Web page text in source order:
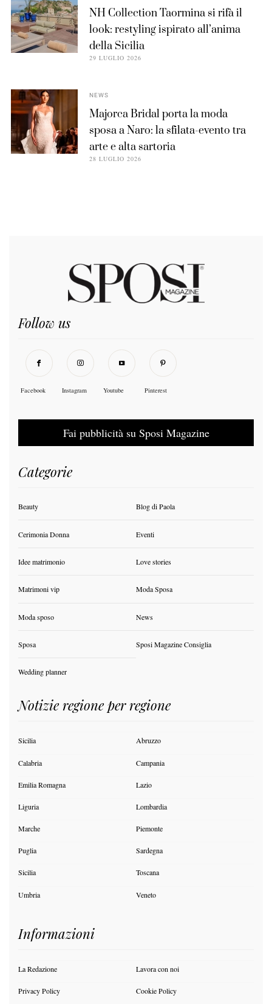
NH Collection Taormina si rifà il
look: restyling ispirato all’anima
della Sicilia
29 LUGLIO 2026
NEWS
Majorca Bridal porta la moda
sposa a Naro: la sfilata-evento tra
arte e alta sartoria
28 LUGLIO 2026
Follow us
Facebook Instagram Youtube Pinterest
Fai pubblicità su Sposi Magazine
Categorie
Beauty Blog di Paola
Cerimonia Donna Eventi
Idee matrimonio Love stories
Matrimoni vip Moda Sposa
Moda sposo News
Sposa Sposi Magazine Consiglia
Wedding planner
Notizie regione per regione
Sicilia Abruzzo
Calabria Campania
Emilia Romagna Lazio
Liguria Lombardia
Marche Piemonte
Puglia Sardegna
Sicilia Toscana
Umbria Veneto
Informazioni
La Redazione Lavora con noi
Privacy Policy Cookie Policy